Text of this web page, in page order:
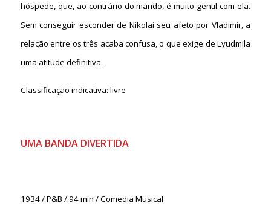
hóspede, que, ao contrário do marido, é muito gentil com ela.
Sem conseguir esconder de Nikolai seu afeto por Vladimir, a
relação entre os três acaba confusa, o que exige de Lyudmila
uma atitude definitiva.
Classificação indicativa: livre
UMA BANDA DIVERTIDA
1934 / P&B / 94 min / Comedia Musical